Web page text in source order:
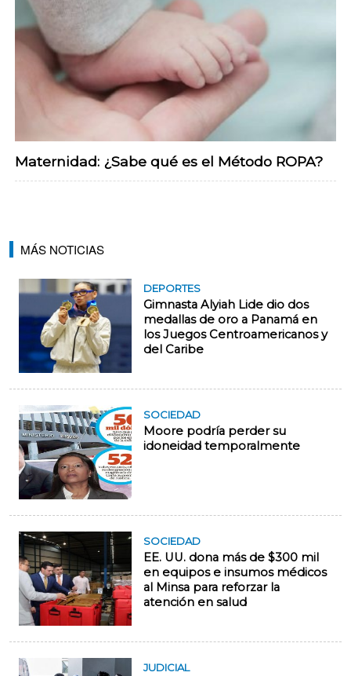
Maternidad: ¿Sabe qué es el Método ROPA?
MÁS NOTICIAS
DEPORTES
Gimnasta Alyiah Lide dio dos
medallas de oro a Panamá en
los Juegos Centroamericanos y
del Caribe
SOCIEDAD
Moore podría perder su
idoneidad temporalmente
SOCIEDAD
EE. UU. dona más de $300 mil
en equipos e insumos médicos
al Minsa para reforzar la
atención en salud
JUDICIAL